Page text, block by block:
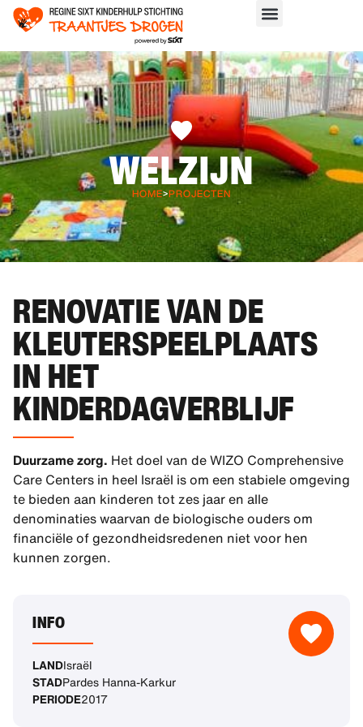
WELZIJN
HOME>PROJECTEN
RENOVATIE VAN DE
KLEUTERSPEELPLAATS
IN HET
KINDERDAGVERBLIJF
Duurzame zorg. Het doel van de WIZO Comprehensive
Care Centers in heel Israël is om een stabiele omgeving
te bieden aan kinderen tot zes jaar en alle
denominaties waarvan de biologische ouders om
financiële of gezondheidsredenen niet voor hen
kunnen zorgen.
INFO
LANDIsraël
STADPardes Hanna-Karkur
PERIODE2017